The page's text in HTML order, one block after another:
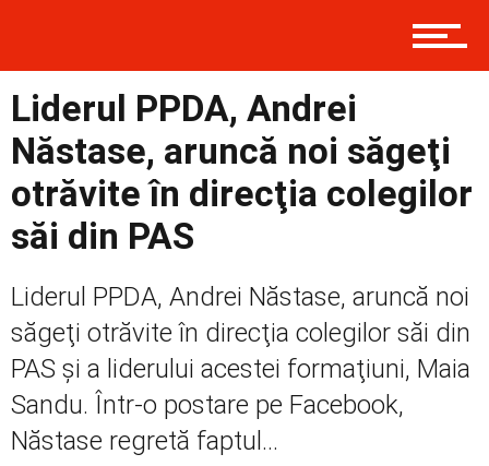
Prima
Politică
Externe
Liderul PPDA, Andrei
Năstase, aruncă noi săgeţi
otrăvite în direcţia colegilor
săi din PAS
Liderul PPDA, Andrei Năstase, aruncă noi
săgeţi otrăvite în direcţia colegilor săi din
PAS şi a liderului acestei formaţiuni, Maia
Sandu. Într-o postare pe Facebook,
Năstase regretă faptul...